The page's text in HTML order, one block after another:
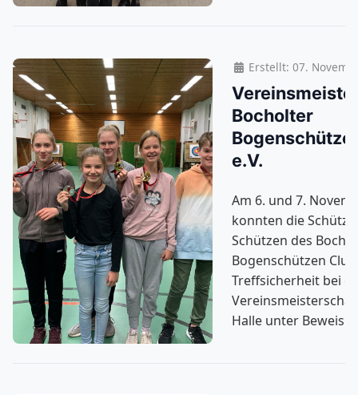
Bocholter
e.V.
Erstellt: 07.
Am 6. und 7.
konnten die
Schützen des
Bogenschützen
Treffsicherheit bei
Halle unter Beweis